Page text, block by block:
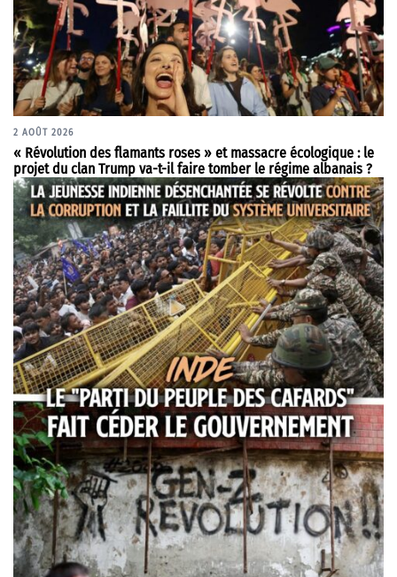
2 AOÛT 2026
« Révolution des flamants roses » et massacre écologique : le
projet du clan Trump va-t-il faire tomber le régime albanais ?